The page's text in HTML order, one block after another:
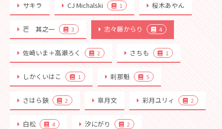
サキラ CJ Michalski 1 桜木あやん
芒 其之一 3 志々藤からり 4
佐崎いま＋高瀬ろく 2 さちも 1
しかくいはこ 1 刹那魁 5
さはら鋏 2 皐月文 彩月ユリィ 2
白松 4 汐にがり 2